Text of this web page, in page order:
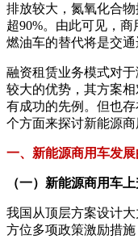
排放较大，氮氧化合
超90%。由此可见，
燃油车的替代将是交通
融资租赁业务模式对
较大的优势，其方案
有成功的先例。但也
个方面来探讨新能源
一、新能源商用车发
（一）新能源商用车
我国从顶层方案设计
方位多项政策激励措